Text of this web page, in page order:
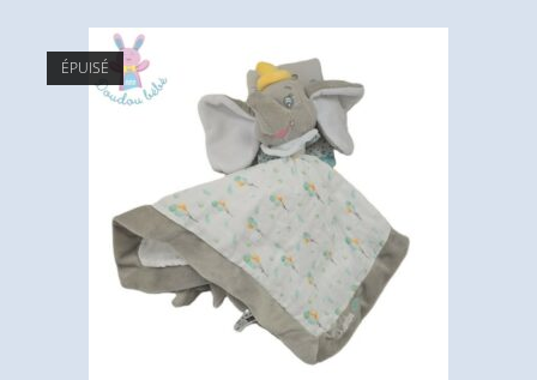
ÉPUISÉ